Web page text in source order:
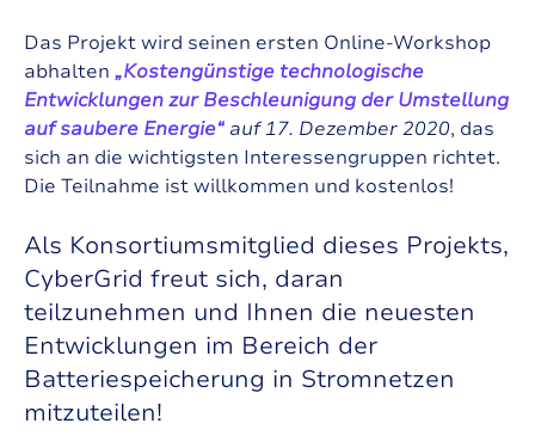
Das Projekt wird seinen ersten Online-Workshop
abhalten „Kostengünstige technologische
Entwicklungen zur Beschleunigung der Umstellung
auf saubere Energie“ auf17. Dezember 2020, das
sich an die wichtigsten Interessengruppen richtet.
Die Teilnahme ist willkommen und kostenlos!
Als Konsortiumsmitglied dieses Projekts,
CyberGrid freut sich, daran
teilzunehmen und Ihnen die neuesten
Entwicklungen im Bereich der
Batteriespeicherung in Stromnetzen
mitzuteilen!